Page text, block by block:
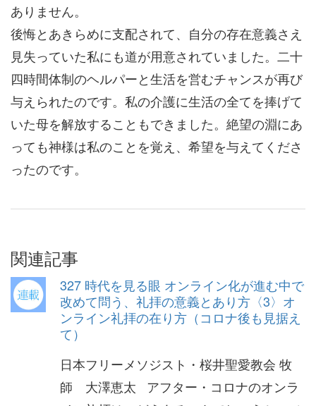
ありません。
後悔とあきらめに支配されて、自分の存在意義さえ
見失っていた私にも道が用意されていました。二十
四時間体制のヘルパーと生活を営むチャンスが再び
与えられたのです。私の介護に生活の全てを捧げて
いた母を解放することもできました。絶望の淵にあ
っても神様は私のことを覚え、希望を与えてくださ
ったのです。
関連記事
327 時代を見る眼 オンライン化が進む中で
改めて問う、礼拝の意義とあり方〈3〉オ
ンライン礼拝の在り方（コロナ後も見据え
て）
日本フリーメソジスト・桜井聖愛教会 牧
師 大澤恵太 アフター・コロナのオンラ